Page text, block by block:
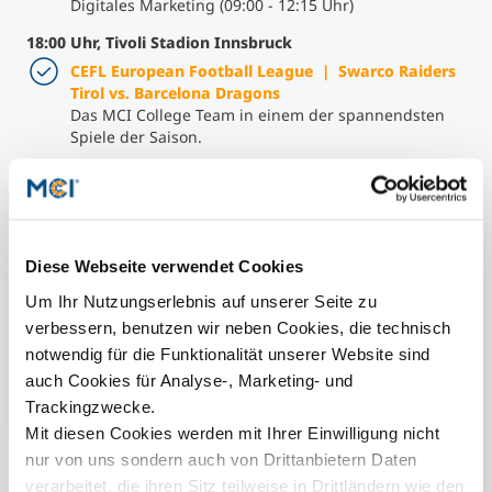
Diese Webseite verwendet Cookies
Um Ihr Nutzungserlebnis auf unserer Seite zu
verbessern, benutzen wir neben Cookies, die technisch
notwendig für die Funktionalität unserer Website sind
auch Cookies für Analyse-, Marketing- und
Trackingzwecke.
Mit diesen Cookies werden mit Ihrer Einwilligung nicht
nur von uns sondern auch von Drittanbietern Daten
verarbeitet, die ihren Sitz teilweise in Drittländern wie den
Digitales Marketing (09:00 - 12:15 Uhr)
18:00 Uhr, Tivoli Stadion Innsbruck
CEFL European Football League | Swarco Raiders
Tirol vs. Barcelona Dragons
Das MCI College Team in einem der spannendsten
Spiele der Saison.
SHORT FACTS
MCI I
Anmelden
Kontakt